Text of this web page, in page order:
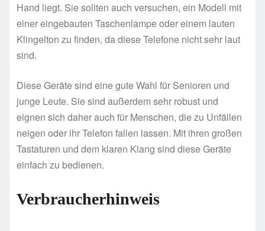
Hand liegt. Sie sollten auch versuchen, ein Modell mit
einer eingebauten Taschenlampe oder einem lauten
Klingelton zu finden, da diese Telefone nicht sehr laut
sind.
Diese Geräte sind eine gute Wahl für Senioren und
junge Leute. Sie sind außerdem sehr robust und
eignen sich daher auch für Menschen, die zu Unfällen
neigen oder ihr Telefon fallen lassen. Mit ihren großen
Tastaturen und dem klaren Klang sind diese Geräte
einfach zu bedienen.
Verbraucherhinweis